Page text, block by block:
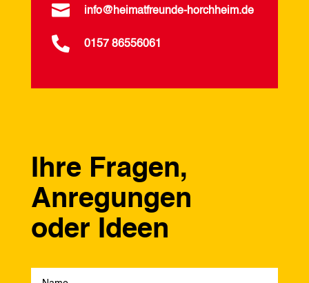
 info@heimatfreunde-horchheim.de
 0157 86556061
Ihre Fragen,
Anregungen
oder Ideen